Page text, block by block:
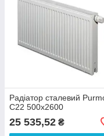
Радіатор сталевий
C22 500x2600
25 535,52 ₴